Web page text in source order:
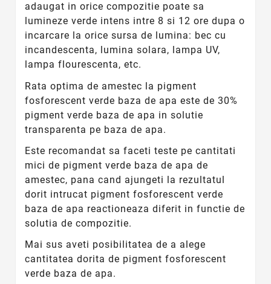
adaugat in orice compozitie poate sa
lumineze verde intens intre 8 si 12 ore dupa o
incarcare la orice sursa de lumina: bec cu
incandescenta, lumina solara, lampa UV,
lampa flourescenta, etc.
Rata optima de amestec la pigment
fosforescent verde baza de apa este de 30%
pigment verde baza de apa in solutie
transparenta pe baza de apa.
Este recomandat sa faceti teste pe cantitati
mici de pigment verde baza de apa de
amestec, pana cand ajungeti la rezultatul
dorit intrucat pigment fosforescent verde
baza de apa reactioneaza diferit in functie de
solutia de compozitie.
Mai sus aveti posibilitatea de a alege
cantitatea dorita de pigment fosforescent
verde baza de apa.